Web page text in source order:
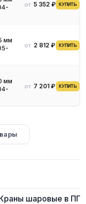
от 5 352 ₽ КУПИТЬ
мм
от 2 812 ₽ КУПИТЬ
мм
от 7 201 ₽ КУПИТЬ
шаровые в